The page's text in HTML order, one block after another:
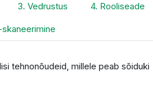
3. Vedrustus 4. Rooliseade
tehnonõudeid, millele peab sõiduki